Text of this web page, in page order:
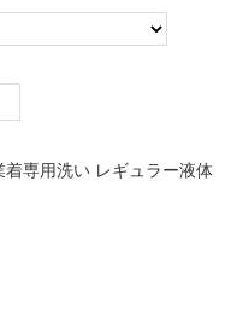
専用洗い レギュラー液体